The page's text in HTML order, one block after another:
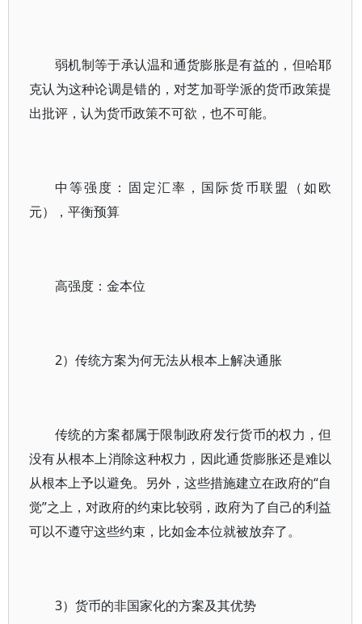
弱机制等于承认温和通货膨胀是有益的，但哈耶
克认为这种论调是错的，对芝加哥学派的货币政策提
出批评，认为货币政策不可欲，也不可能。
中等强度：固定汇率，国际货币联盟（如欧
元），平衡预算
高强度：金本位
2）传统方案为何无法从根本上解决通胀
传统的方案都属于限制政府发行货币的权力，但
没有从根本上消除这种权力，因此通货膨胀还是难以
从根本上予以避免。另外，这些措施建立在政府的“自
觉”之上，对政府的约束比较弱，政府为了自己的利益
可以不遵守这些约束，比如金本位就被放弃了。
3）货币的非国家化的方案及其优势